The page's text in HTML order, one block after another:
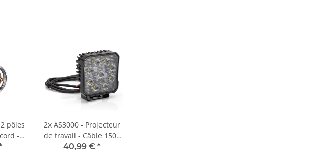
pôles
-
2x AS3000 - Projecteur
de travail - Câble 1500
mm
40,99 € *